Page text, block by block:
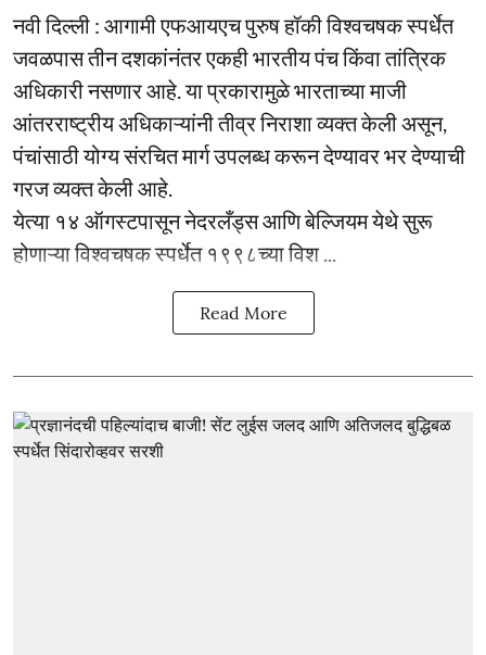
नवी दिल्ली : आगामी एफआयएच पुरुष हॉकी विश्वचषक स्पर्धेत
जवळपास तीन दशकांनंतर एकही भारतीय पंच किंवा तांत्रिक
अधिकारी नसणार आहे. या प्रकारामुळे भारताच्या माजी
आंतरराष्ट्रीय अधिकाऱ्यांनी तीव्र निराशा व्यक्त केली असून,
पंचांसाठी योग्य संरचित मार्ग उपलब्ध करून देण्यावर भर देण्याची
गरज व्यक्त केली आहे.
येत्या १४ ऑगस्टपासून नेदरलँड्स आणि बेल्जियम येथे सुरू
होणाऱ्या विश्वचषक स्पर्धेत १९९८च्या विश ...
Read More